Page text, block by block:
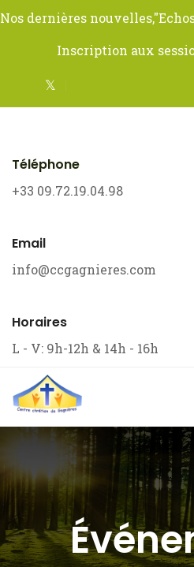
Nos dernières nouvelles,
Inscription aux
Téléphone
+33 09.72.19.04.98
Email
info@ccgagnieres.com
Horaires
L - V: 9h-12h & 14h - 16h